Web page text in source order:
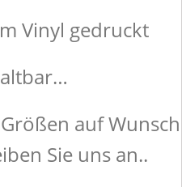
Vinyl gedruckt
auf Wunsch
Sie uns an..